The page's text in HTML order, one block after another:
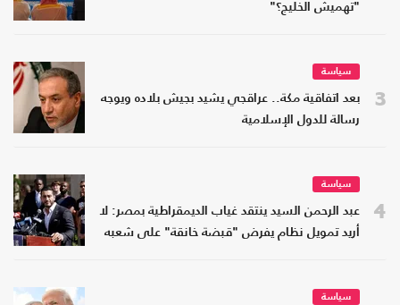
"تهميش الخليج؟"
3
سياسة
بعد اتفاقية مكة.. عراقجي يشيد بجيش بلاده ويوجه
رسالة للدول الإسلامية
4
سياسة
عبد الرحمن السيد ينتقد غياب الديمقراطية بمصر: لا
أريد تمويل نظام يفرض "قبضة خانقة" على شعبه
سياسة